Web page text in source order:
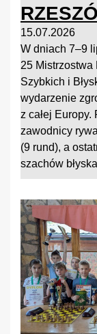
15.07.2026
W dniach 7–9
25
Szybkich i
wydarzenie
z całej
zawodnicy
(9 rund), a
szachów